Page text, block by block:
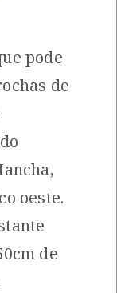
pode
de
oeste.
de